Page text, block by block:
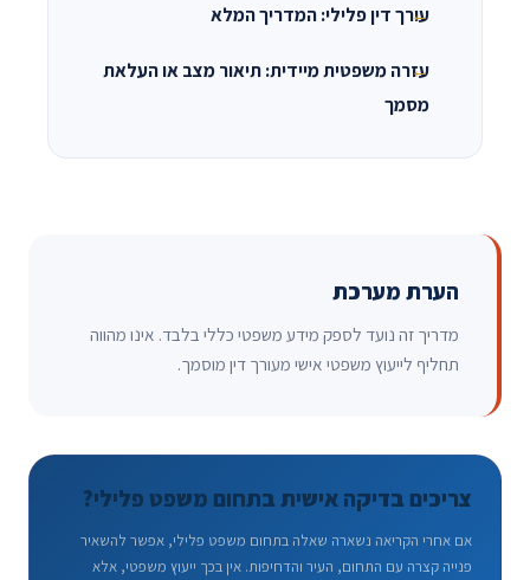
עורך דין פלילי: המדריך המלא
עזרה משפטית מיידית: תיאור מצב או העלאת
מסמך
הערת מערכת
מדריך זה נועד לספק מידע משפטי כללי בלבד. אינו מהווה
תחליף לייעוץ משפטי אישי מעורך דין מוסמך.
צריכים בדיקה אישית בתחום משפט פלילי?
אם אחרי הקריאה נשארה שאלה בתחום משפט פלילי, אפשר להשאיר
פנייה קצרה עם התחום, העיר והדחיפות. אין בכך ייעוץ משפטי, אלא